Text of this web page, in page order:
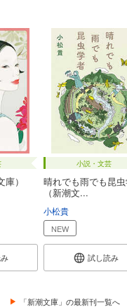
）
小説・文芸
晴れでも雨でも昆
（新潮文...
小松貴
NEW
試し読み
「新潮文庫」の最新刊一覧へ